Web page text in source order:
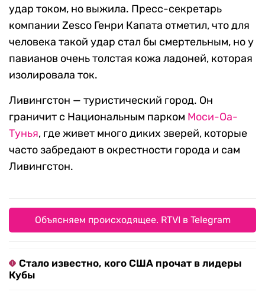
удар током, но выжила. Пресс-секретарь
компании Zesco Генри Капата отметил, что для
человека такой удар стал бы смертельным, но у
павианов очень толстая кожа ладоней, которая
изолировала ток.
Ливингстон — туристический город. Он
граничит с Национальным парком Моси-Оа-
Тунья, где живет много диких зверей, которые
часто забредают в окрестности города и сам
Ливингстон.
Объясняем происходящее. RTVI в Telegram
Стало известно, кого США прочат в лидеры
Кубы